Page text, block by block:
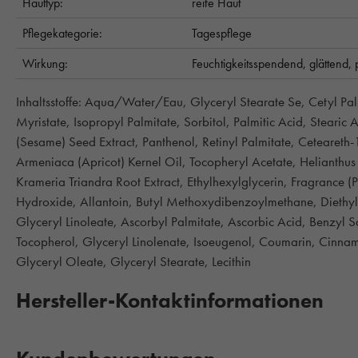
Pflegekategorie:
Tagespflege
Wirkung:
Feuchtigkeitsspendend, glättend,
Inhaltsstoffe: Aqua/Water/Eau, Glyceryl Stearate Se, Cetyl
Myristate, Isopropyl Palmitate, Sorbitol, Palmitic Acid, Stearic
(Sesame) Seed Extract, Panthenol, Retinyl Palmitate,
Armeniaca (Apricot) Kernel Oil, Tocopheryl Acetate,
Krameria Triandra Root Extract, Ethylhexylglycerin, Fragrance
Hydroxide, Allantoin, Butyl Methoxydibenzoylmethane,
Glyceryl Linoleate, Ascorbyl Palmitate, Ascorbic Acid, Benzyl
Tocopherol, Glyceryl Linolenate, Isoeugenol, Coumarin,
Glyceryl Oleate, Glyceryl Stearate, Lecithin
Hersteller-Kontaktinformationen